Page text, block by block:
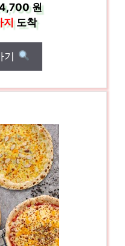
원
지도착
기